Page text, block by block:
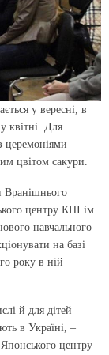
у вересні, в
квітні. Для
церемоніями
цвітом сакури.
Вранішнього
центру КПІ ім.
навчального
на базі
року в ній
й для дітей
в Україні, –
центру